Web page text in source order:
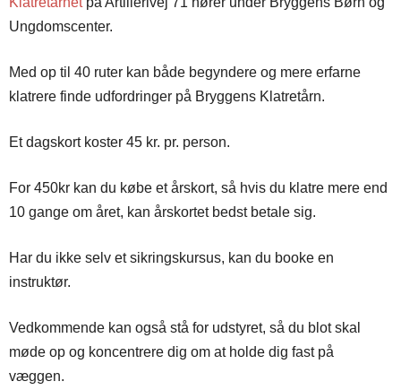
Ungdomscenter.
Med op til 40 ruter kan både begyndere og mere erfarne
klatrere finde udfordringer på Bryggens Klatretårn.
Et dagskort koster 45 kr. pr. person.
For 450kr kan du købe et årskort, så hvis du klatre mere end
10 gange om året, kan årskortet bedst betale sig.
Har du ikke selv et sikringskursus, kan du booke en
instruktør.
Vedkommende kan også stå for udstyret, så du blot skal
møde op og koncentrere dig om at holde dig fast på
væggen.